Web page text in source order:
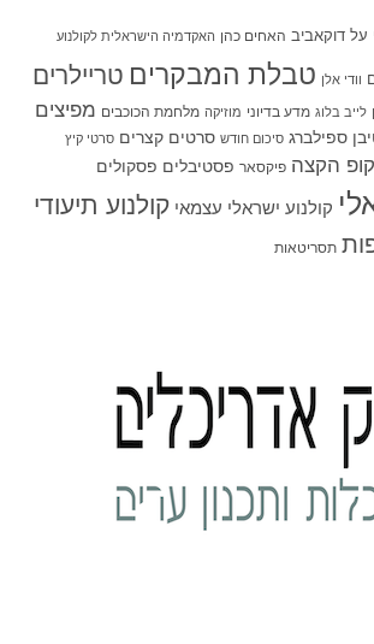
על דוקאביב האחים כהן האקדמיה הישראלית לקולנוע
וודי אלן טבלת המבקרים טריילרים
לייב בלוג מדע בדיוני מוזיקה מלחמת הכוכבים מפיצים
ספילברג סיכום חודש סרטים קצרים סרטי קיץ
הקצה פיקסאר פסטיבלים פסקולים
קולנוע ישראלי עצמאי קולנוע תיעודי
תסריטאות